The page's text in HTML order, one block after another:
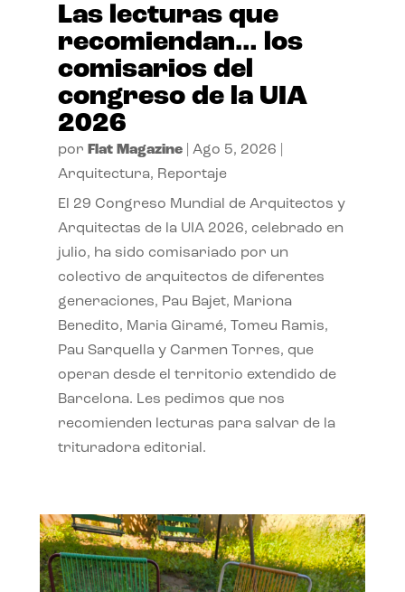
Las lecturas que
recomiendan… los
comisarios del
congreso de la UIA
2026
por Flat Magazine| Ago 5, 2026
Arquitectura, Reportaje
El 29 Congreso Mundial de Arquitectos y
Arquitectas de la UIA 2026, celebrado en
julio, ha sido comisariado por un
colectivo de arquitectos de diferentes
generaciones, Pau Bajet, Mariona
Benedito, Maria Giramé, Tomeu Ramis,
Pau Sarquella y Carmen Torres, que
operan desde el territorio extendido de
Barcelona. Les pedimos que nos
recomienden lecturas para salvar de la
trituradora editorial.